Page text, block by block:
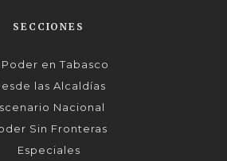
SECCIONES
Poder en Tabasco
las Alcaldías
Nacional
Sin Fronteras
Especiales